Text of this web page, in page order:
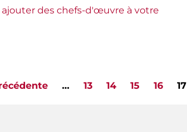
des chefs-d'œuvre à votre
… 13 14 15 16 17